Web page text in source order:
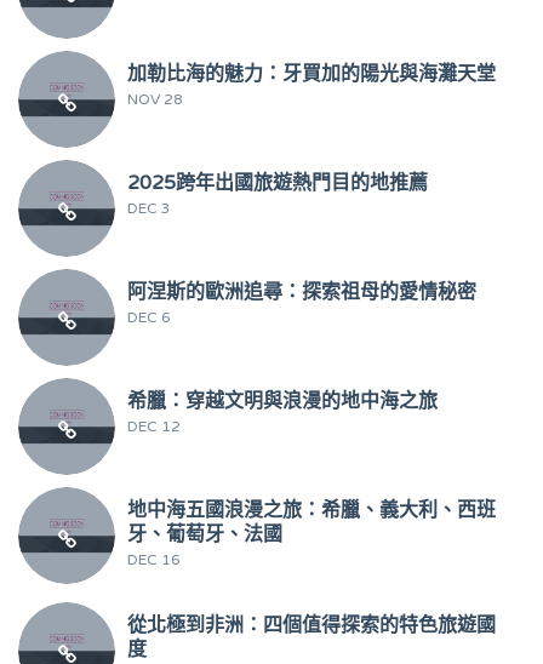
加勒比海的魅力：牙買加的陽光與海灘天堂
NOV 28
2025跨年出國旅遊熱門目的地推薦
DEC 3
阿涅斯的歐洲追尋：探索祖母的愛情秘密
DEC 6
希臘：穿越文明與浪漫的地中海之旅
DEC 12
地中海五國浪漫之旅：希臘、義大利、西班
牙、葡萄牙、法國
DEC 16
從北極到非洲：四個值得探索的特色旅遊國
度